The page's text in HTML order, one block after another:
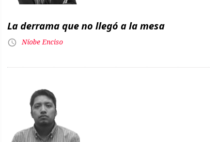
La derrama que no llegó a la mesa
Níobe Enciso